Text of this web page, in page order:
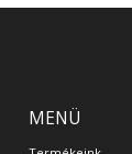
MENÜ